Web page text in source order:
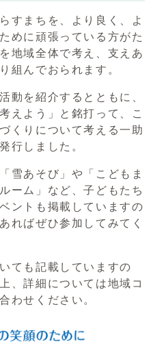
すまちを、より良く、よ
めに頑張っている方がた
地域全体で考え、支えあ
組んでおられます。
動を紹介するとともに、
えよう」と銘打って、こ
くりについて考える一助
行しました。
雪あそび」や「こどもま
ーム」など、子どもたち
ントも掲載していますの
ればぜひ参加してみてく
ても記載していますの
、詳細については地域コ
わせください。